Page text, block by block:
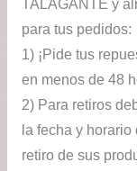
TALAGANTE y
para tus pedidos:
1) ¡Pide tus
en menos de 48
2) Para retiros
la fecha y
retiro de sus